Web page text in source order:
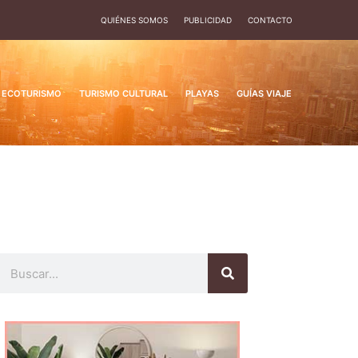
QUIÉNES SOMOS PUBLICIDAD CONTACTO
ECOTURISMO TURISMO CULTURAL PLAYAS GUÍAS VIAJE